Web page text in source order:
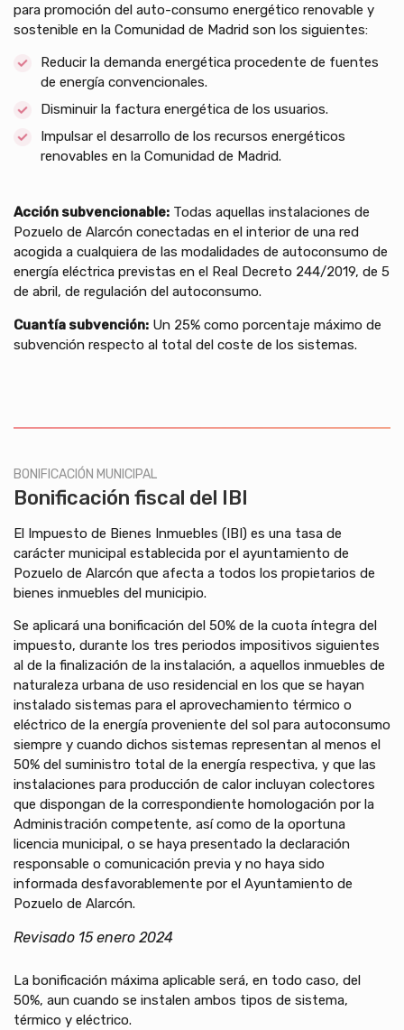
para promoción del auto-consumo energético renovable y
sostenible en la Comunidad de Madrid son los siguientes:
Reducir la demanda energética procedente de fuentes
de energía convencionales.
Disminuir la factura energética de los usuarios.
Impulsar el desarrollo de los recursos energéticos
renovables en la Comunidad de Madrid.
Acción subvencionable: Todas aquellas instalaciones de
Pozuelo de Alarcón conectadas en el interior de una red
acogida a cualquiera de las modalidades de autoconsumo de
energía eléctrica previstas en el Real Decreto 244/2019, de 5
de abril, de regulación del autoconsumo.
Cuantía subvención: Un 25% como porcentaje máximo de
subvención respecto al total del coste de los sistemas.
BONIFICACIÓN MUNICIPAL
Bonificación fiscal del IBI
El Impuesto de Bienes Inmuebles (IBI) es una tasa de
carácter municipal establecida por el ayuntamiento de
Pozuelo de Alarcón que afecta a todos los propietarios de
bienes inmuebles del municipio.
Se aplicará una bonificación del 50% de la cuota íntegra del
impuesto, durante los tres periodos impositivos siguientes
al de la finalización de la instalación, a aquellos inmuebles de
naturaleza urbana de uso residencial en los que se hayan
instalado sistemas para el aprovechamiento térmico o
eléctrico de la energía proveniente del sol para autoconsumo
siempre y cuando dichos sistemas representan al menos el
50% del suministro total de la energía respectiva, y que las
instalaciones para producción de calor incluyan colectores
que dispongan de la correspondiente homologación por la
Administración competente, así como de la oportuna
licencia municipal, o se haya presentado la declaración
responsable o comunicación previa y no haya sido
informada desfavorablemente por el Ayuntamiento de
Pozuelo de Alarcón.
Revisado 15 enero 2024
La bonificación máxima aplicable será, en todo caso, del
50%, aun cuando se instalen ambos tipos de sistema,
térmico y eléctrico.